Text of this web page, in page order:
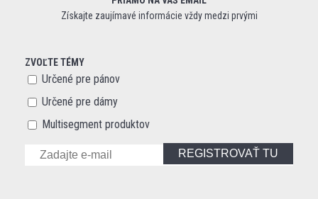
Získajte zaujímavé informácie vždy medzi prvými
ZVOĽTE TÉMY
Určené pre pánov
Určené pre dámy
Multisegment produktov
REGISTROVAŤ TU